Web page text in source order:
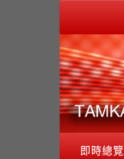
即時總覽